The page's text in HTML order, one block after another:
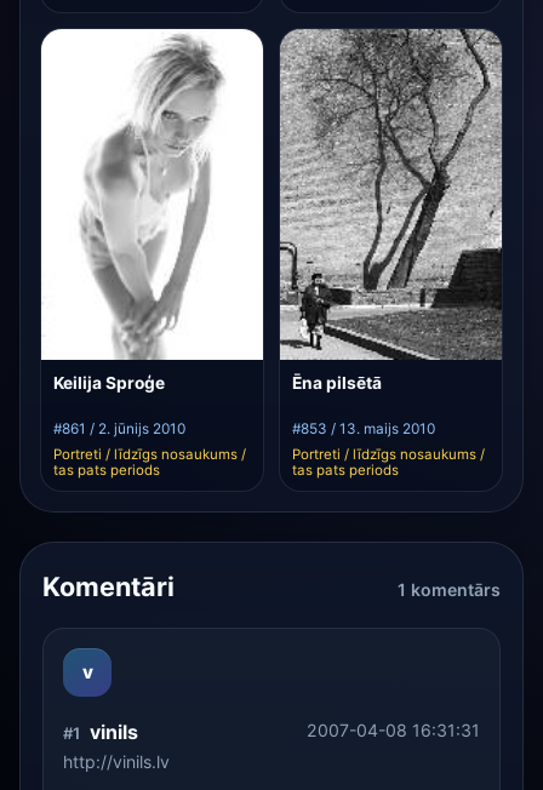
Keilija Sproģe
#861 / 2. jūnijs 2010
Portreti / līdzīgs nosaukums /
tas pats periods
Ēna pilsētā
#853 / 13. maijs 2010
Portreti / līdzīgs nosaukums /
tas pats periods
Komentāri 1 komentārs
v
#1 vinils
http://vinils.lv
2007-04-08 16:31:31